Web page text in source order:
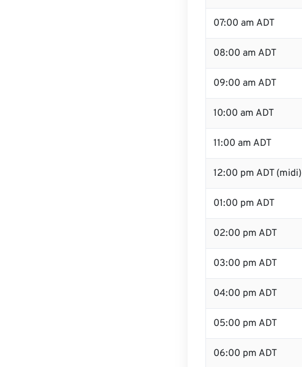
07:00 am ADT
08:00 am ADT
09:00 am ADT
10:00 am ADT
11:00 am ADT
12:00 pm ADT (midi)
01:00 pm ADT
02:00 pm ADT
03:00 pm ADT
04:00 pm ADT
05:00 pm ADT
06:00 pm ADT